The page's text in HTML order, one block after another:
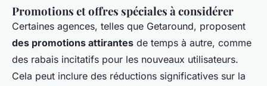
Promotions et offres spéciales à considérer
Certaines agences, telles que Getaround, proposent
des promotions attirantes de temps à autre, comme
des rabais incitatifs pour les nouveaux utilisateurs.
Cela peut inclure des réductions significatives sur la